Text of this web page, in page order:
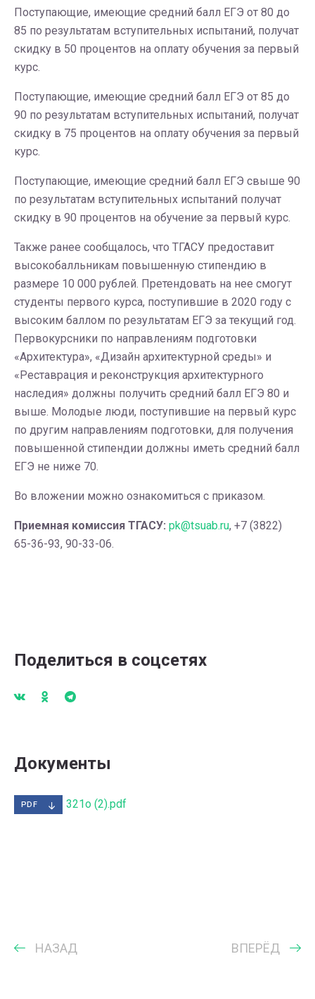
Поступающие, имеющие средний балл ЕГЭ от 80 до
85 по результатам вступительных испытаний, получат
скидку в 50 процентов на оплату обучения за первый
курс.
Поступающие, имеющие средний балл ЕГЭ от 85 до
90 по результатам вступительных испытаний, получат
скидку в 75 процентов на оплату обучения за первый
курс.
Поступающие, имеющие средний балл ЕГЭ свыше 90
по результатам вступительных испытаний получат
скидку в 90 процентов на обучение за первый курс.
Также ранее сообщалось, что ТГАСУ предоставит
высокобалльникам повышенную стипендию в
размере 10 000 рублей. Претендовать на нее смогут
студенты первого курса, поступившие в 2020 году с
высоким баллом по результатам ЕГЭ за текущий год.
Первокурсники по направлениям подготовки
«Архитектура», «Дизайн архитектурной среды» и
«Реставрация и реконструкция архитектурного
наследия» должны получить средний балл ЕГЭ 80 и
выше. Молодые люди, поступившие на первый курс
по другим направлениям подготовки, для получения
повышенной стипендии должны иметь средний балл
ЕГЭ не ниже 70.
Во вложении можно ознакомиться с приказом.
Приемная комиссия ТГАСУ: pk@tsuab.ru, +7 (3822)
65-36-93, 90-33-06.
Поделиться в соцсетях
Документы
PDF 321о (2).pdf
НАЗАД ВПЕРЁД